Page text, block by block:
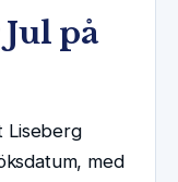
på
Liseberg
med